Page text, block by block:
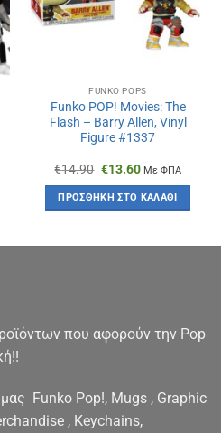
FUNKO POPS
Funko POP! Movies: The
Flash – Barry Allen, Vinyl
Figure #1337
€14.90 Original
was:
€14.90.
€13.60Η
τιμή
είναι:
€13.60.
Με ΦΠΑ
ΠΡΟΣΘΉΚΗ ΣΤΟ ΚΑΛΆΘΙ
που αφορούν την Pop
Funko Pop!, Mugs , Graphic
, Keychains,